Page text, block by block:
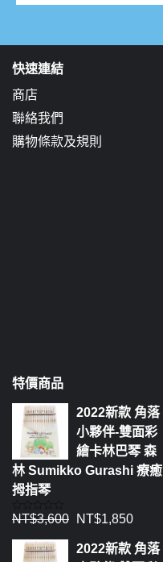
快速連結
商店
聯絡我們
購物條款及規則
特價商品
2022新款 角落
小夥伴-雙面彩
繪卡林巴琴 森
林 Sumikko Gurashi 療癒
拇指琴
評
0
NT$3,600 NT$1,850
2022新款 角落